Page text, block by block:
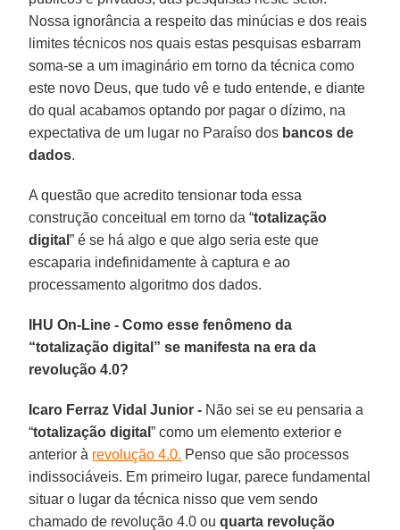
Nossa ignorância a respeito das minúcias e dos reais
limites técnicos nos quais estas pesquisas esbarram
soma-se a um imaginário em torno da técnica como
este novo Deus, que tudo vê e tudo entende, e diante
do qual acabamos optando por pagar o dízimo, na
expectativa de um lugar no Paraíso dos bancos de
dados.
A questão que acredito tensionar toda essa
construção conceitual em torno da “totalização
digital” é se há algo e que algo seria este que
escaparia indefinidamente à captura e ao
processamento algoritmo dos dados.
IHU On-Line - Como esse fenômeno da
“totalização digital” se manifesta na era da
revolução 4.0?
Icaro Ferraz Vidal Junior - Não sei se eu pensaria a
“totalização digital” como um elemento exterior e
anterior à revolução 4.0. Penso que são processos
indissociáveis. Em primeiro lugar, parece fundamental
situar o lugar da técnica nisso que vem sendo
chamado de revolução 4.0 ouquarta revolução